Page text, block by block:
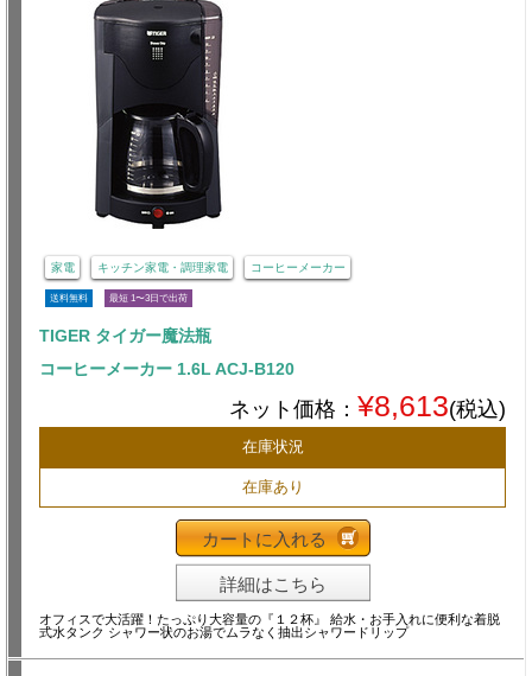
家電 キッチン家電・調理家電 コーヒーメーカー
送料無料 最短 1〜3日で出荷
TIGER タイガー魔法瓶
コーヒーメーカー 1.6L ACJ-B120
ネット価格： ¥8,613(税込)
在庫状況
在庫あり
カートに入れる
詳細はこちら
オフィスで大活躍！たっぷり大容量の『１２杯』 給水・お手入れに便利な着脱
式水タンク シャワー状のお湯でムラなく抽出シャワードリップ